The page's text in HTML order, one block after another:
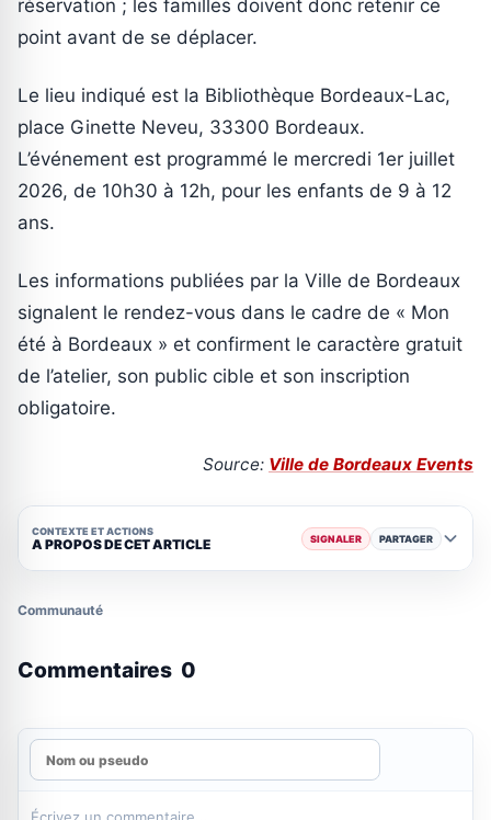
réservation ; les familles doivent donc retenir ce
point avant de se déplacer.
Le lieu indiqué est la Bibliothèque Bordeaux-Lac,
place Ginette Neveu, 33300 Bordeaux.
L’événement est programmé le mercredi 1er juillet
2026, de 10h30 à 12h, pour les enfants de 9 à 12
ans.
Les informations publiées par la Ville de Bordeaux
signalent le rendez-vous dans le cadre de « Mon
été à Bordeaux » et confirment le caractère gratuit
de l’atelier, son public cible et son inscription
obligatoire.
Source: Ville de Bordeaux Events
CONTEXTE ET ACTIONS
A PROPOS DE CET ARTICLE SIGNALER PARTAGER
Communauté
Commentaires 0